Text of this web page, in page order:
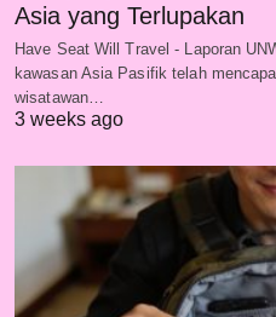
Asia yang Terlupakan
Have Seat Will Travel - Laporan
kawasan Asia Pasifik telah
wisatawan…
3 weeks ago